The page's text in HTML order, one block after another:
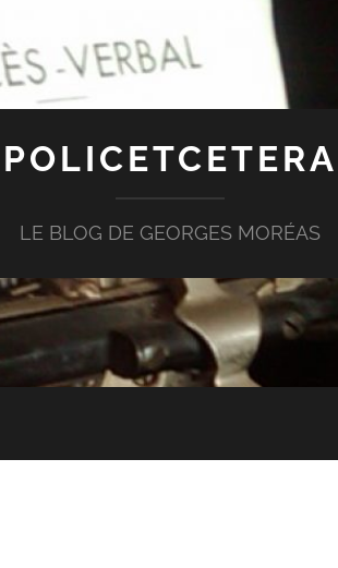
POLICETCETERA
LE BLOG DE GEORGES MORÉAS